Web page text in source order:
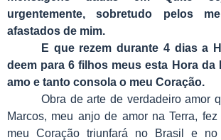
urgentemente, sobretudo pelos
afastados de mim.
E que rezem durante 4 dias a
deem para 6 filhos meus esta Hora da
amo e tanto consola o meu Coração.
Obra de arte de verdadeiro amor
Marcos, meu anjo de amor na Terra,
meu Coração triunfará no Brasil e